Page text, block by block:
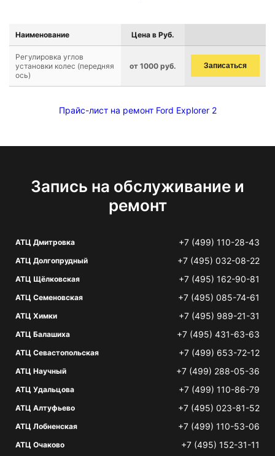
Наименование Цена в Руб.
Регулировка углов
установки колес (передняя
ось)
от 1000 руб. Записаться
Прайс-лист на ремонт Ford Explorer 2
Запись на обслуживание и
ремонт
АТЦ Дмитровка +7 (499) 110-28-43
АТЦ Долгопрудный +7 (495) 032-08-22
АТЦ Щёлковская +7 (495) 162-90-81
АТЦ Семеновская +7 (495) 085-74-61
АТЦ Химки +7 (495) 989-21-31
АТЦ Балашиха +7 (495) 431-63-63
АТЦ Севастопольская +7 (499) 653-72-12
АТЦ Научный +7 (499) 288-05-36
АТЦ Удальцова +7 (499) 110-86-79
АТЦ Алтуфьево +7 (495) 023-81-52
АТЦ Лобненская +7 (499) 110-53-06
АТЦ Очаково +7 (495) 152-31-11